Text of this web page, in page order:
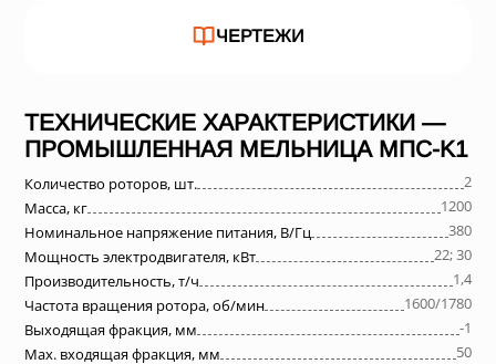
ЧЕРТЕЖИ
ТЕХНИЧЕСКИЕ ХАРАКТЕРИСТИКИ —
ПРОМЫШЛЕННАЯ МЕЛЬНИЦА МПС-K1
Количество роторов, шт.
2
Масса, кг
1200
Номинальное напряжение питания, В/Гц
380
Мощность электродвигателя, кВт
22; 30
Производительность, т/ч
1,4
Частота вращения ротора, об/мин
1600/1780
Выходящая фракция, мм
-1
Max. входящая фракция, мм
50